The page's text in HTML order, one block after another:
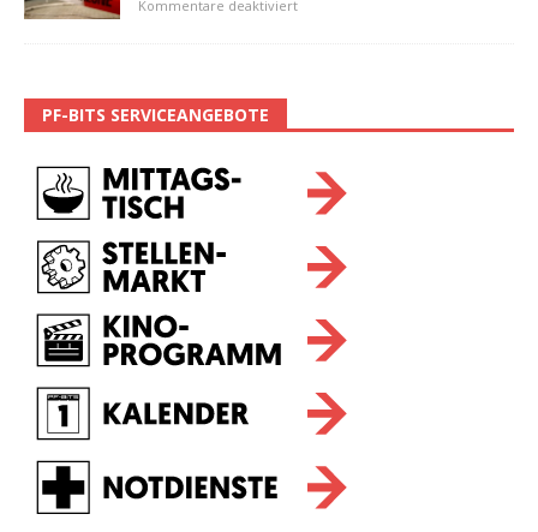
Kommentare deaktiviert
PF-BITS SERVICEANGEBOTE